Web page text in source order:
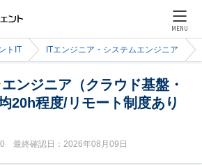
MENU
トIT ITエンジニア・システムエンジニア
エンジニア（クラウド基盤・
20h程度/リモート制度あり
最終確認日：2026年08月09日